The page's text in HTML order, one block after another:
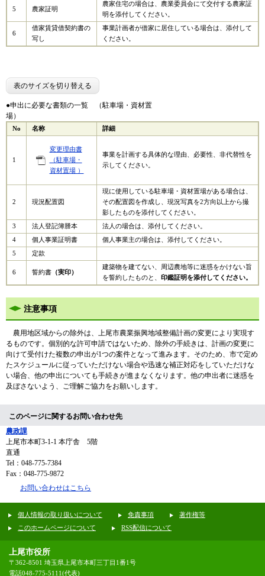
5 農家証明
農家住宅の場合は、農業委員会にて交付する農家証
明を添付してください。
6
借家賃貸借契約書の
写し
事業計画者が借家に居住している場合は、添付して
ください。
表のサイズを切り替える
●申出に必要な書類の一覧 （駐車場・資材置
場）
No 名称 詳細
1
変更理由書
（駐車場・
資材置場 ）
事業を計画する具体的な理由、必要性、非代替性を
示してください。
2 現況配置図
現に使用している駐車場・資材置場がある場合は、
その配置図を作成し、現況写真を2方向以上から撮
影したものを添付してください。
3 法人登記簿謄本 法人の場合は、添付してください。
4 個人事業証明書 個人事業主の場合は、添付してください。
5 定款
6 誓約書（実印）
建築物を建てない、周辺農地等に迷惑をかけない旨
を誓約したものと、
印鑑証明を添付してください。
注意事項
農用地区域からの除外は、上尾市農業振興地域整備計画の変更により実現す
るものです。個別的な許可申請ではないため、除外の手続きは、計画の変更に
向けて受付けた複数の申出が1つの案件となって進みます。そのため、市で定め
たスケジュールに従っていただけない場合や迅速な補正対応をしていただけな
い場合、他の申出についても手続きが進まなくなります。他の申出者に迷惑を
及ぼさないよう、ご理解ご協力をお願いします。
このページに関するお問い合わせ先
農政課
上尾市本町3-1-1 本庁舎 5階
直通
Tel：048-775-7384
Fax：048-775-9872
お問い合わせはこちら
個人情報の取り扱いについて 免責事項
著作権等
このホームページについて
RSS配信について
上尾市役所
〒362-8501 埼玉県上尾市本町三丁目1番1号
電話048-775-5111(代表)